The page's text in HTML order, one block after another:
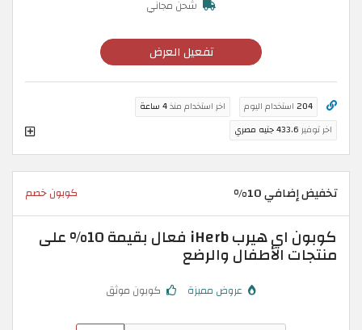
شحن مجاني
تفعيل العرض
204 استخدام اليوم اخر استخدام منذ4 ساعة
اخر توفير 433.6 جنيه مصري
تخفيض إضافي 10% كوبون خصم
كوبون اي هيرب iHerb فعال بقيمة 10% على
منتجات الأطفال والرضع
عروض مميزة كوبون موثق